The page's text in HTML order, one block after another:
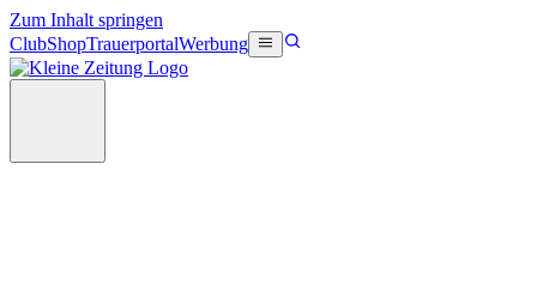
Zum Inhalt springen
ClubShopTrauerportalWerbung